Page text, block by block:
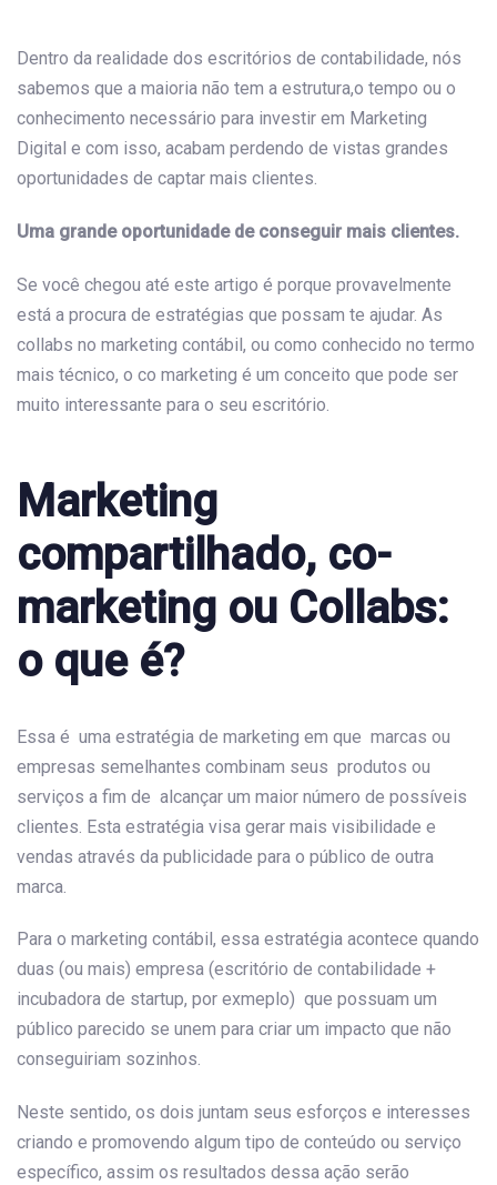
Dentro da realidade dos escritórios de contabilidade, nós
sabemos que a maioria não tem a estrutura,o tempo ou o
conhecimento necessário para investir em Marketing
Digital e com isso, acabam perdendo de vistas grandes
oportunidades de captar mais clientes.
Uma grande oportunidade de conseguir mais clientes.
Se você chegou até este artigo é porque provavelmente
está a procura de estratégias que possam te ajudar. As
collabs no marketing contábil, ou como conhecido no termo
mais técnico, o co marketing é um conceito que pode ser
muito interessante para o seu escritório.
Marketing
compartilhado, co-
marketing ou Collabs:
o que é?
Essa é uma estratégia de marketing em que marcas ou
empresas semelhantes combinam seus produtos ou
serviços a fim de alcançar um maior número de possíveis
clientes. Esta estratégia visa gerar mais visibilidade e
vendas através da publicidade para o público de outra
marca.
Para o marketing contábil, essa estratégia acontece quando
duas (ou mais) empresa (escritório de contabilidade +
incubadora de startup, por exmeplo) que possuam um
público parecido se unem para criar um impacto que não
conseguiriam sozinhos.
Neste sentido, os dois juntam seus esforços e interesses
criando e promovendo algum tipo de conteúdo ou serviço
específico, assim os resultados dessa ação serão
navigation